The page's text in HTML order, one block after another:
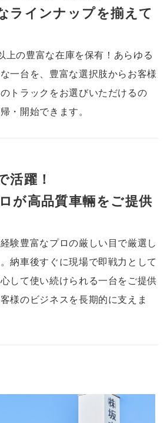
ラインナップを揃えて
上の豊富な在庫を保有！ あらゆる
一台を、豊富な選択肢からお客様
トラックをお選びいただけるの
・開始できます。
活躍！
が高品質車輛を ご提供
験豊富なプロの厳しい目で厳選し
納車後すぐに現場で即戦力として
して使い続けられる一台をご提供
様のビジネスを長期的に支えま